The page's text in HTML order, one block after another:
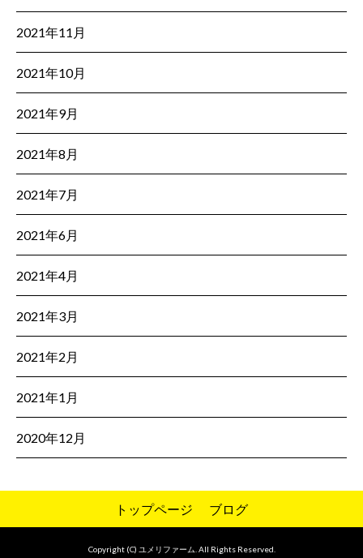
2021年11月
2021年10月
2021年9月
2021年8月
2021年7月
2021年6月
2021年4月
2021年3月
2021年2月
2021年1月
2020年12月
トップページ ブログ
Copyright (C) ユメリファーム. All Rights Reserved.